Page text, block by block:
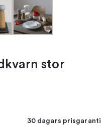
stor
30 dagars prisgaranti